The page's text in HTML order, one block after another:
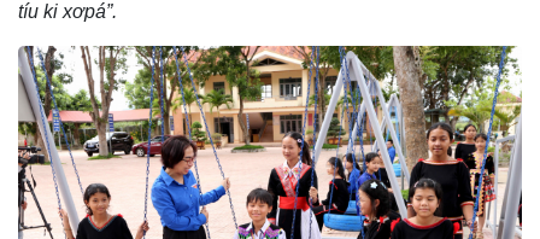
tíu ki xơpá”.